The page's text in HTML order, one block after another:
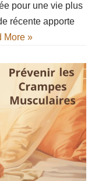
pour une vie plus
récente apporte
More »